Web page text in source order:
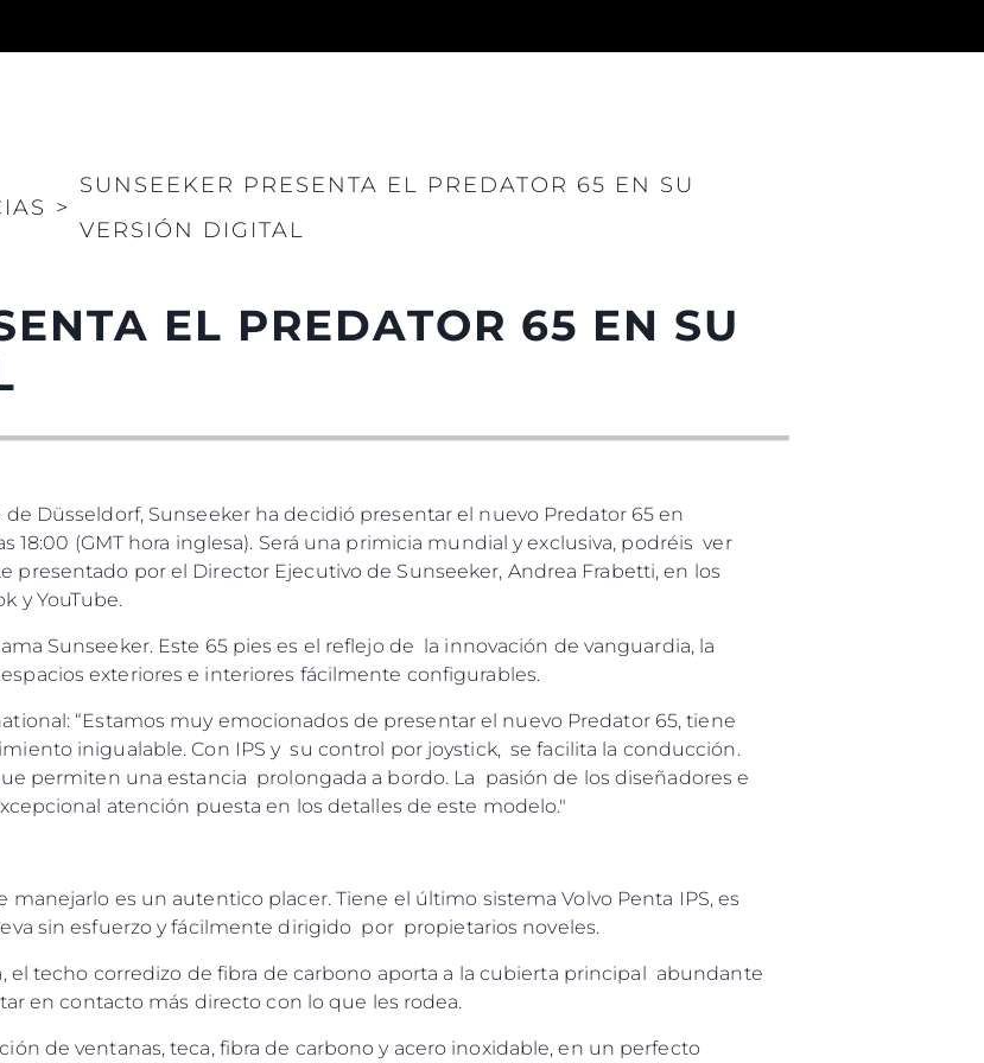
>
SUNSEEKER PRESENTA EL PREDATOR 65 EN SU
VERSIÓN DIGITAL
EL PREDATOR 65 EN SU
Düsseldorf, Sunseeker ha decidió presentar el nuevo Predator 65 en
18:00 (GMT hora inglesa). Será una primicia mundial y exclusiva, podréis ver
por el Director Ejecutivo de Sunseeker, Andrea Frabetti, en los
y YouTube.
Sunseeker. Este 65 pies es el reflejo de la innovación de vanguardia, la
exteriores e interiores fácilmente configurables.
“Estamos muy emocionados de presentar el nuevo Predator 65, tiene
inigualable. Con IPS y su control por joystick, se facilita la conducción.
permiten una estancia prolongada a bordo. La pasión de los diseñadores e
atención puesta en los detalles de este modelo."
es un autentico placer. Tiene el último sistema Volvo Penta IPS, es
sin esfuerzo y fácilmente dirigido por propietarios noveles.
el techo corredizo de fibra de carbono aporta a la cubierta principal abundante
en contacto más directo con lo que les rodea.
de ventanas, teca, fibra de carbono y acero inoxidable, en un perfecto